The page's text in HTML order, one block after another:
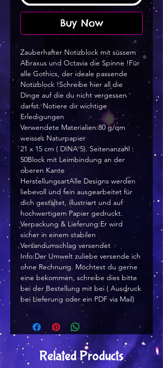
Buy Now
Zauberhafter Notizblock mit süssem
Abraxus und Octavia die Spinne !Für
alle Gothics, der ideale passende
Notizblock !Schreibe hier all die
Dinge auf die du nicht vergessen
darfst. Notiere dir wichtige
Erledigungen
Verwendete Materialien:80 g/qm
weisses Naturpapier
21 x 15 cm ( DINA 5). Seitenanzahl :
50Block mit Leimbindung an der
oberen Kante
HerstellungsartAlle Designs werden
liebevoll und fein ausgearbeitet für
dich gestaltet, illustriert und auf
hochwertigem Papier gedruckt.
Verpackung & Lieferung:Er wird
sicher in einem stabilen
Versandumschlag versendet
Info:Der Umwelt zuliebe versende ich
ohne Rechnung. Möchtest du gerne
eine bekommen, schreibe dies bitte
bei der Bestellung mit bei ( Ausdruck
bei Lieferung oder ein PDF via Mail)
Related Products